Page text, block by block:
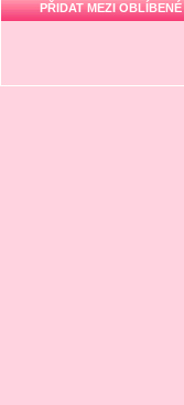
PŘIDAT MEZI OBLÍBENÉ